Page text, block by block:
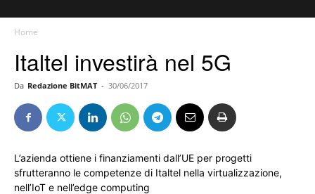
Home
Italtel investirà nel 5G
Da Redazione BitMAT - 30/06/2017
L’azienda ottiene i finanziamenti dall’UE per progetti
sfrutteranno le competenze di Italtel nella virtualizzazione,
nell’IoT e nell’edge computing